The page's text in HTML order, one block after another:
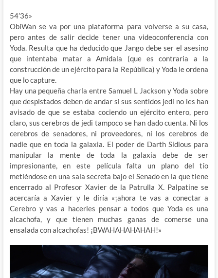
54’36»
ObiWan se va por una plataforma para volverse a su casa,
pero antes de salir decide tener una videoconferencia con
Yoda. Resulta que ha deducido que Jango debe ser el asesino
que intentaba matar a Amidala (que es contraria a la
construcción de un ejército para la República) y Yoda le ordena
que lo capture.
Hay una pequeña charla entre Samuel L Jackson y Yoda sobre
que despistados deben de andar si sus sentidos jedi no les han
avisado de que se estaba cociendo un ejército entero, pero
claro, sus cerebros de jedi tampoco se han dado cuenta. Ni los
cerebros de senadores, ni proveedores, ni los cerebros de
nadie que en toda la galaxia. El poder de Darth Sidious para
manipular la mente de toda la galaxia debe de ser
impresionante, en este película falta un plano del tío
metiéndose en una sala secreta bajo el Senado en la que tiene
encerrado al Profesor Xavier de la Patrulla X. Palpatine se
acercaría a Xavier y le diría «¡ahora te vas a conectar a
Cerebro y vas a hacerles pensar a todos que Yoda es una
alcachofa, y que tienen muchas ganas de comerse una
ensalada con alcachofas! ¡BWAHAHAHAHAH!»